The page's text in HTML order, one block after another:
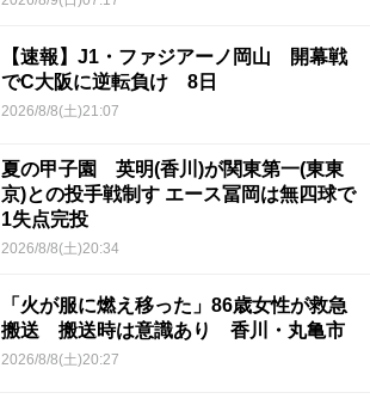
【速報】J1・ファジアーノ岡山 開幕戦
でC大阪に逆転負け 8日
2026/8/8(土)21:07
夏の甲子園 英明(香川)が関東第一(東東
京)との投手戦制す エース冨岡は無四球で
1失点完投
2026/8/8(土)20:34
「火が服に燃え移った」86歳女性が救急
搬送 搬送時は意識あり 香川・丸亀市
2026/8/8(土)20:27